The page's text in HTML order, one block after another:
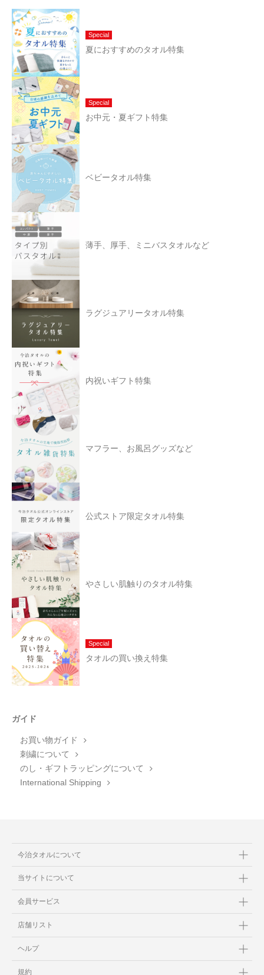
Special
夏におすすめのタオル特集
Special
お中元・夏ギフト特集
ベビータオル特集
薄手、厚手、ミニバスタオルなど
ラグジュアリータオル特集
内祝いギフト特集
マフラー、お風呂グッズなど
公式ストア限定タオル特集
やさしい肌触りのタオル特集
Special
タオルの買い換え特集
ガイド
お買い物ガイド
刺繍について
のし・ギフトラッピングについて
International Shipping
今治タオルについて
当サイトについて
会員サービス
店舗リスト
ヘルプ
規約